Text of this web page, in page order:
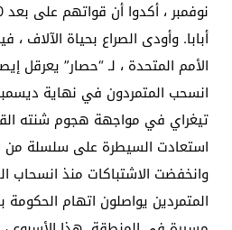
أبابا. وأودى الصراع بحياة الآلاف
الأمم المتحدة ، لـ “حصار” يعرقل
انسحب المتمردون في نهاية
تيغراي في مواجهة هجوم شنته
استعادت السيطرة على سلسلة من
وانخفضت الاشتباكات منذ انسحاب
المتمردين يواصلون اتهام